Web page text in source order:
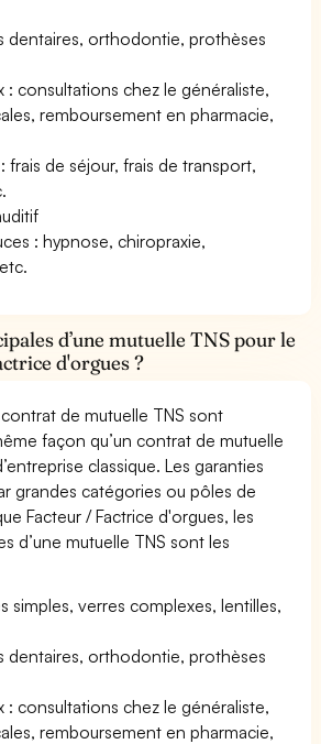
dentaires, orthodontie, prothèses
: consultations chez le généraliste,
remboursement en pharmacie,
frais de séjour, frais de transport,
: hypnose, chiropraxie,
d’une mutuelle TNS pour le
d'orgues ?
contrat de mutuelle TNS sont
façon qu’un contrat de mutuelle
classique. Les garanties
grandes catégories ou pôles de
Facteur / Factrice d'orgues, les
d’une mutuelle TNS sont les
simples, verres complexes, lentilles,
dentaires, orthodontie, prothèses
: consultations chez le généraliste,
remboursement en pharmacie,